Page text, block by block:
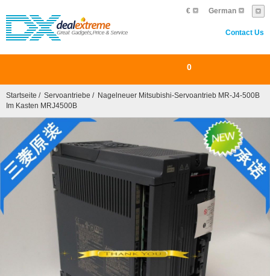
German
€
Contact Us
0
Startseite / Servoantriebe / Nagelneuer Mitsubishi-Servoantrieb MR-J4-500B
Im Kasten MRJ4500B